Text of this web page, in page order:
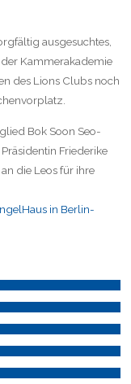
ausgesuchtes,
Kammerakademie
des Lions Clubs noch
Bok Soon Seo-
Friederike
die Leos für ihre
in Berlin-